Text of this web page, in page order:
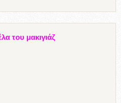
του μακιγιάζ